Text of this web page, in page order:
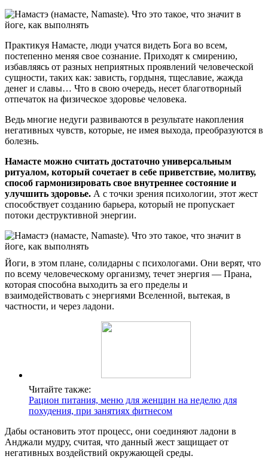
Практикуя Намасте, люди учатся видеть Бога во всем,
постепенно меняя свое сознание. Приходят к смирению,
избавляясь от разных неприятных проявлений человеческой
сущности, таких как: зависть, гордыня, тщеславие, жажда
денег и славы… Что в свою очередь, несет благотворный
отпечаток на физическое здоровье человека.
Ведь многие недуги развиваются в результате накопления
негативных чувств, которые, не имея выхода, преобразуются в
болезнь.
Намасте можно считать достаточно универсальным
ритуалом, который сочетает в себе приветствие, молитву,
способ гармонизировать свое внутреннее состояние и
улучшить здоровье. А с точки зрения психологии, этот жест
способствует созданию барьера, который не пропускает
потоки деструктивной энергии.
Йоги, в этом плане, солидарны с психологами. Они верят, что
по всему человеческому организму, течет энергия — Прана,
которая способна выходить за его пределы и
взаимодействовать с энергиями Вселенной, вытекая, в
частности, и через ладони.
Читайте также:
Рацион питания, меню для женщин на неделю для
похудения, при занятиях фитнесом
Дабы остановить этот процесс, они соединяют ладони в
Анджали мудру, считая, что данный жест защищает от
негативных воздействий окружающей среды.